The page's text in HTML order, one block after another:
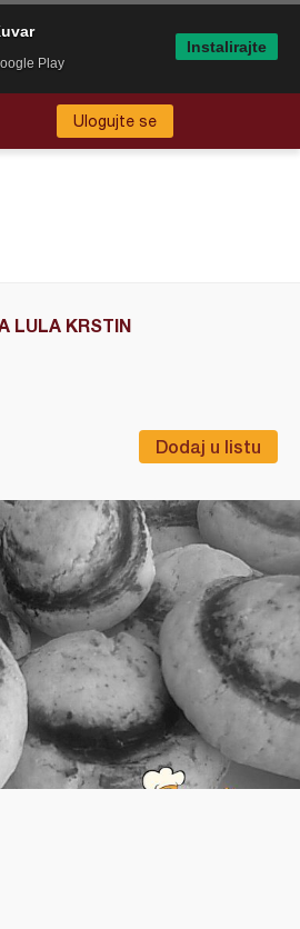
Ulogujte se
LULA KRSTIN
Dodaj u listu
Play
Instalirajte